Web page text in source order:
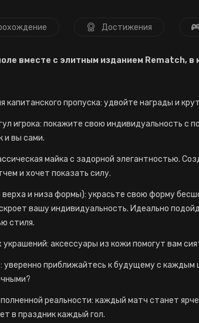
Достижения
вместе с элитным изданием Rematch,
капитанского пропуска: удвойте награды и
игрока: покажите свою индивидуальность с
и вы сами.
майка с задорной элегантностью.
и хочет показать силу.
верха и низа формы): украсьте свою форму
вашу индивидуальность. Идеально
стиля.
аксессуары из кожи помогут вам
уверенно приближайтесь к будущему с каждым
реальности: каждый матч станет
в праздник каждый гол.